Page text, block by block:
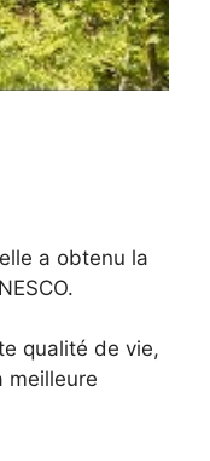
a obtenu la
qualité de vie,
meilleure